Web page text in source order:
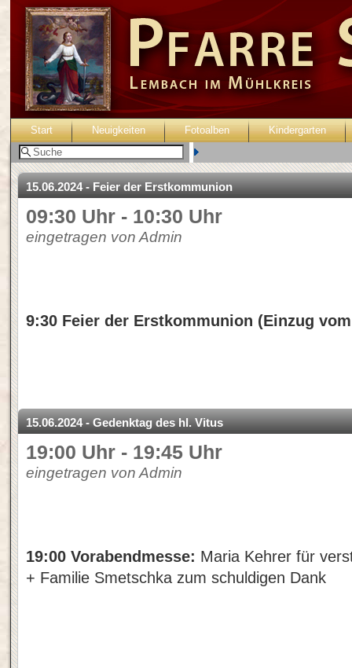
Start Neuigkeiten Fotoalben Kindergarten
15.06.2024 - Feier der Erstkommunion
09:30 Uhr - 10:30 Uhr
eingetragen von Admin
9:30 Feier der Erstkommunion (Einzug
15.06.2024 - Gedenktag des hl. Vitus
19:00 Uhr - 19:45 Uhr
eingetragen von Admin
19:00 Vorabendmesse: Maria Kehrer für
+ Familie Smetschka zum schuldigen Dank